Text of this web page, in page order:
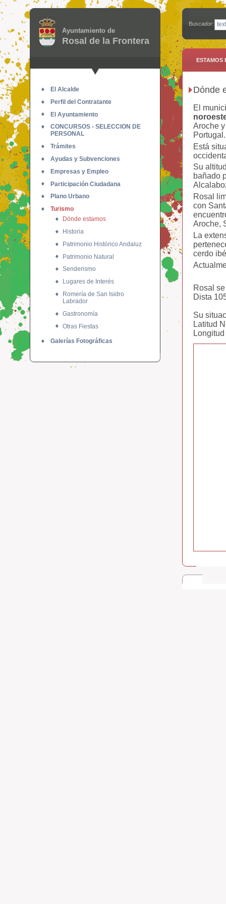
Ayuntamiento de
Rosal de la Frontera
El Alcalde
Perfil del Contratante
El Ayuntamiento
CONCURSOS - SELECCION DE
PERSONAL
Trámites
Ayudas y Subvenciones
Empresas y Empleo
Participación Ciudadana
Plano Urbano
Turismo
Dónde estamos
Historia
Patrimonio Histórico Andaluz
Patrimonio Natural
Senderismo
Lugares de Interés
Romería de San Isidro
Labrador
Gastronomía
Otras Fiestas
Galerías Fotográficas
Buscador:
ESTAMOS
Dónde
El
Aroche
Portugal.
Está
Su
bañado
Rosal
con
Aroche,
La
cerdo
Rosal
Dista
Su
Latitud